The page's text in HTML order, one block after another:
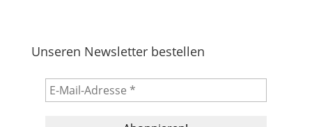
Unseren Newsletter bestellen